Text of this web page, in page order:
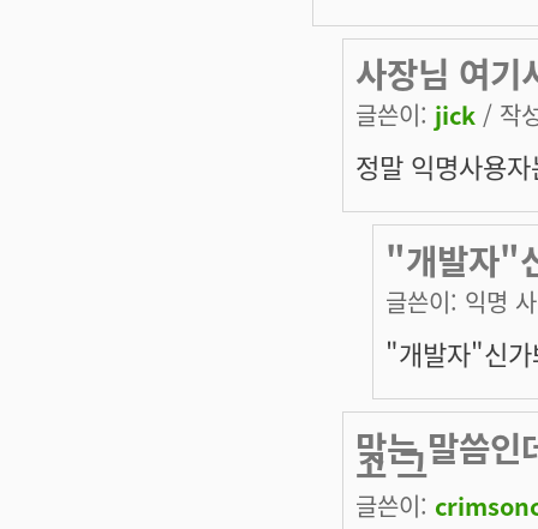
사장님 여기
글쓴이: jick / 작
정말 익명사용
"개발자"
글쓴이: 익명
"개발자"신가
맞는 말씀인
고 그
글쓴이: